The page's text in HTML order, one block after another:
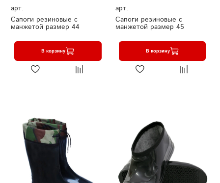
арт.
Сапоги резиновые с
манжетой размер 44
В корзину
арт.
Сапоги резиновые с
манжетой размер 45
В корзину